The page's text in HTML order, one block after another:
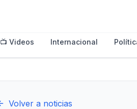
📺 Videos Internacional
Volver a noticias